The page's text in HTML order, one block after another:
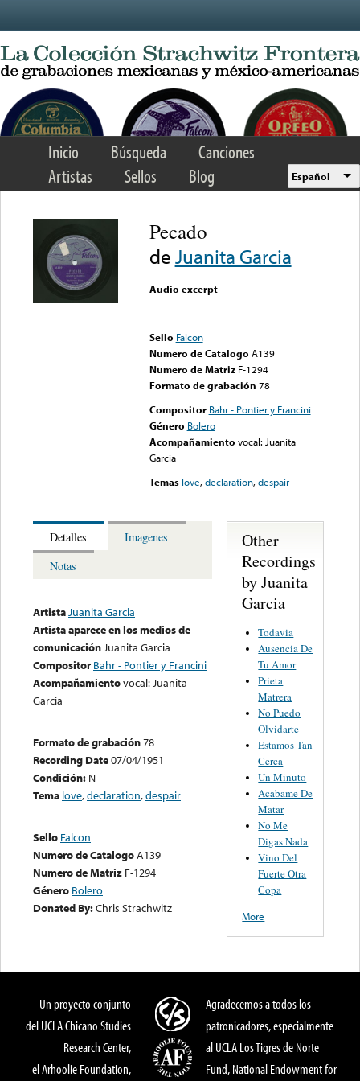
Inicio Búsqueda
Canciones
Artistas
Sellos Blog Español
Pecado
deJuanita Garcia
Audio excerpt
Sello Falcon
Numero de Catalogo A139
Numero de Matriz F-1294
Formato de grabación 78
Compositor Bahr - Pontier y Francini
Género Bolero
Acompañamiento vocal: Juanita
Garcia
Temas love,declaration,despair
Detalles
Imagenes
Notas
ArtistaJuanita Garcia
Artista aparece en los medios de
comunicaciónJuanita Garcia
Compositor Bahr - Pontier y Francini
Acompañamientovocal: Juanita
Garcia
Formato de grabación78
Recording Date07/04/1951
Condición: N-
Tema love,declaration,despair
Sello Falcon
Numero de CatalogoA139
Numero de Matriz F-1294
Género Bolero
Donated By:Chris Strachwitz
Other
Recordings
by Juanita
Garcia
Todavia
Ausencia De
Tu Amor
Prieta
Matrera
No Puedo
Olvidarte
Estamos Tan
Cerca
Un Minuto
Acabame De
Matar
No Me
Digas Nada
Vino Del
Fuerte Otra
Copa
More
Un proyecto conjunto
del UCLA Chicano Studies
Research Center,
el Arhoolie Foundation,
Agradecemos a todos los
patronicadores, especialmente
al UCLA Los Tigres de Norte
Fund, National Endowment for